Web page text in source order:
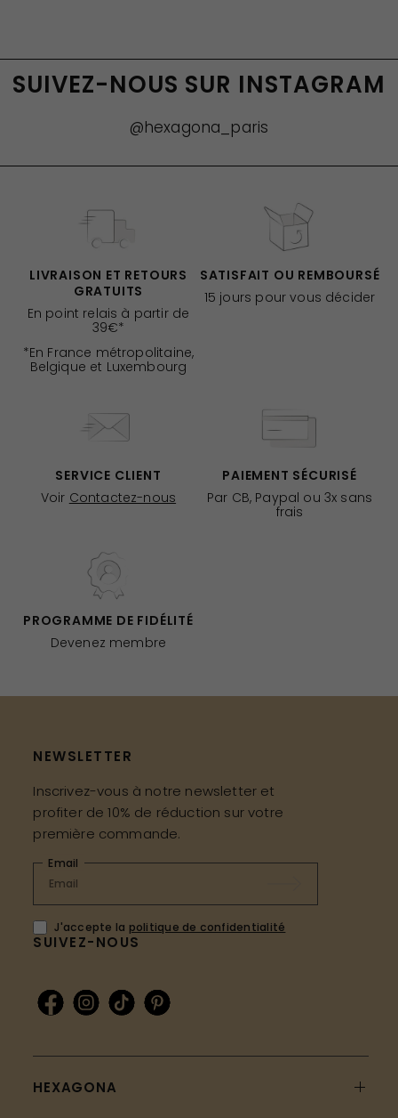
SUIVEZ-NOUS SUR INSTAGRAM
@hexagona_paris
LIVRAISON ET RETOURS
GRATUITS
En point relais à partir de
39€*
*En France métropolitaine,
Belgique et Luxembourg
SATISFAIT OU REMBOURSÉ
15 jours pour vous décider
SERVICE CLIENT
Voir Contactez-nous
PAIEMENT SÉCURISÉ
Par CB, Paypal ou 3x sans
frais
PROGRAMME DE FIDÉLITÉ
Devenez membre
SUIVEZ-NOUS
HEXAGONA
NEWSLETTER
Inscrivez-vous à notre newsletter et
profiter de 10% de réduction sur votre
première commande.
Email
J'accepte la politique de confidentialité